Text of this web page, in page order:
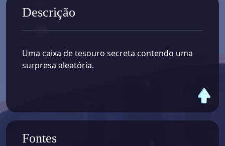
Descrição
Uma caixa de tesouro secreta contendo uma
surpresa aleatória.
Fontes